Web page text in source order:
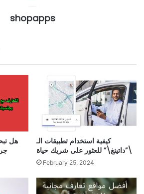
shopapps
هل
كيفية استخدام تطبيقات الـ
\”داتينغ\” للعثور على شريك حياة
February 25, 2024